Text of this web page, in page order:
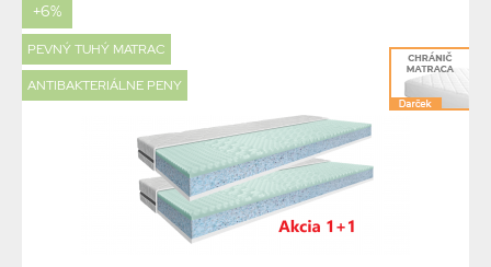
+6%
PEVNÝ TUHÝ MATRAC
ANTIBAKTERIÁLNE PENY